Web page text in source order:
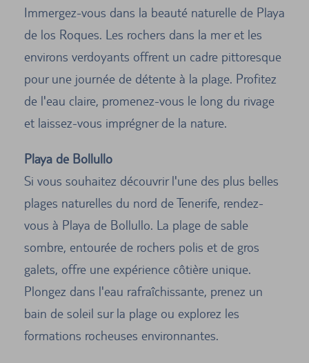
Immergez-vous dans la beauté naturelle de Playa
de los Roques. Les rochers dans la mer et les
environs verdoyants offrent un cadre pittoresque
pour une journée de détente à la plage. Profitez
de l'eau claire, promenez-vous le long du rivage
et laissez-vous imprégner de la nature.
Playa de Bollullo
Si vous souhaitez découvrir l'une des plus belles
plages naturelles du nord de Tenerife, rendez-
vous à Playa de Bollullo. La plage de sable
sombre, entourée de rochers polis et de gros
galets, offre une expérience côtière unique.
Plongez dans l'eau rafraîchissante, prenez un
bain de soleil sur la plage ou explorez les
formations rocheuses environnantes.